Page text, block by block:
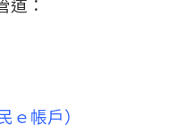
道：
ｅ帳戶）